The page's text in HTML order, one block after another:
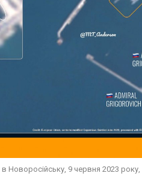
Новоросійську, 9 червня 2023